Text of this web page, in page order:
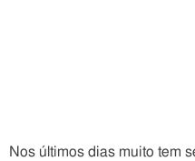
Nos últimos dias muito tem